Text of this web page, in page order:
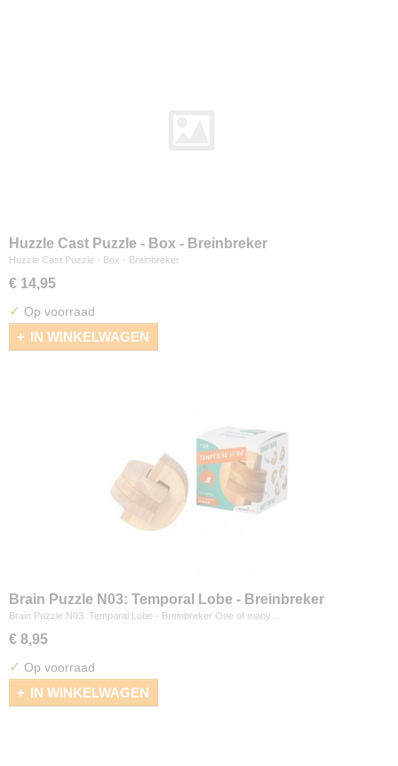
Huzzle Cast Puzzle - Box - Breinbreker
Huzzle Cast Puzzle - Box - Breinbreker
€ 14,95
✓ Op voorraad
IN WINKELWAGEN
Brain Puzzle N03: Temporal Lobe - Breinbreker
Brain Puzzle N03: Temporal Lobe - Breinbreker One of many…
€ 8,95
✓ Op voorraad
IN WINKELWAGEN